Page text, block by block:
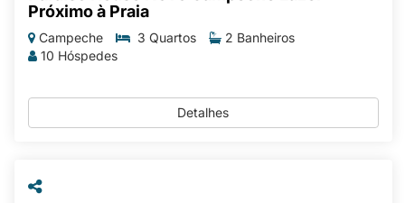
Próximo à Praia
Campeche 3 Quartos
2 Banheiros
10 Hóspedes
Detalhes